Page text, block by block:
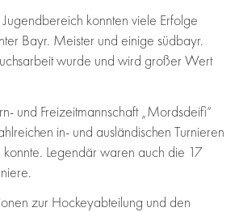
konnten viele Erfolge
Bayr. Meister und einige südbayr.
wurde und wird großer Wert
und Freizeitmannschaft „Mordsdeifi“
in- und ausländischen Turnieren
Legendär waren auch die 17
zur Hockeyabteilung und den